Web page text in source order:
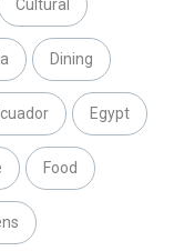
Cultural
Dining
Egypt
Food